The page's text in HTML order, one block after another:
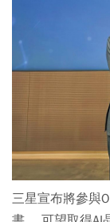
三星宣布將參與